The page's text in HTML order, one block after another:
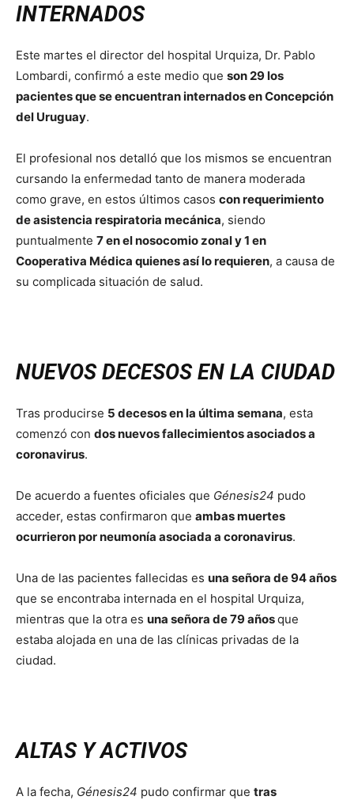
INTERNADOS
Este martes el director del hospital Urquiza, Dr. Pablo
Lombardi, confirmó a este medio que son 29 los
pacientes que se encuentran internados en Concepción
del Uruguay.
El profesional nos detalló que los mismos se encuentran
cursando la enfermedad tanto de manera moderada
como grave, en estos últimos casos con requerimiento
de asistencia respiratoria mecánica, siendo
puntualmente 7 en el nosocomio zonal y 1 en
Cooperativa Médica quienes así lo requieren, a causa de
su complicada situación de salud.
NUEVOS DECESOS EN LA CIUDAD
Tras producirse 5 decesos en la última semana, esta
comenzó con dos nuevos fallecimientos asociados a
coronavirus.
De acuerdo a fuentes oficiales que Génesis24 pudo
acceder, estas confirmaron que ambas muertes
ocurrieron por neumonía asociada a coronavirus.
Una de las pacientes fallecidas es una señora de 94 años
que se encontraba internada en el hospital Urquiza,
mientras que la otra es una señora de 79 añosque
estaba alojada en una de las clínicas privadas de la
ciudad.
ALTAS Y ACTIVOS
A la fecha, Génesis24 pudo confirmar que tras